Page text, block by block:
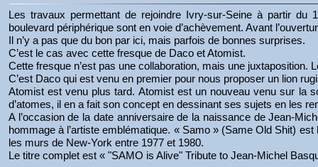
Les travaux permettant de rejoindre Ivry-sur-Seine à partir
boulevard périphérique sont en voie d’achèvement. Avant
Il n’y a pas que du bon par ici, mais parfois de bonnes surprises.
C’est le cas avec cette fresque de Daco et Atomist.
Cette fresque n’est pas une collaboration, mais une
C’est Daco qui est venu en premier pour nous proposer un lion
Atomist est venu plus tard. Atomist est un nouveau venu sur la
d’atomes, il en a fait son concept en dessinant ses sujets en les
A l’occasion de la date anniversaire de la naissance de Jean-
hommage à l’artiste emblématique. « Samo » (Same Old Shit)
les murs de New-York entre 1977 et 1980.
Le titre complet est « "SAMO is Alive" Tribute to Jean-Michel